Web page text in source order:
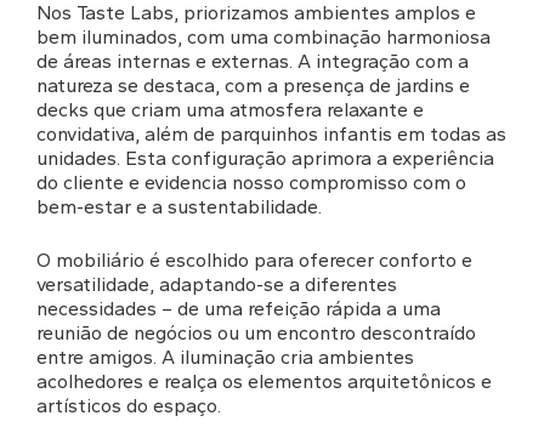
Nos Taste Labs, priorizamos ambientes amplos e
bem iluminados, com uma combinação harmoniosa
de áreas internas e externas. A integração com a
natureza se destaca, com a presença de jardins e
decks que criam uma atmosfera relaxante e
convidativa, além de parquinhos infantis em todas as
unidades. Esta configuração aprimora a experiência
do cliente e evidencia nosso compromisso com o
bem-estar e a sustentabilidade.
O mobiliário é escolhido para oferecer conforto e
versatilidade, adaptando-se a diferentes
necessidades – de uma refeição rápida a uma
reunião de negócios ou um encontro descontraído
entre amigos. A iluminação cria ambientes
acolhedores e realça os elementos arquitetônicos e
artísticos do espaço.